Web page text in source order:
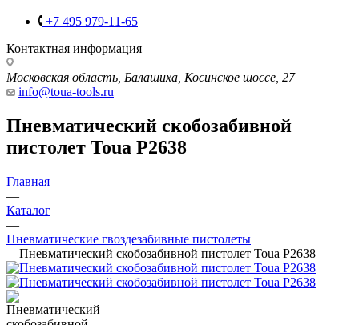
+7 495 979-11-65
Контактная информация
Московская область, Балашиха, Косинское шоссе, 27
info@toua-tools.ru
Пневматический скобозабивной
пистолет Toua P2638
Главная
—
Каталог
—
Пневматические гвоздезабивные пистолеты
—Пневматический скобозабивной пистолет Toua P2638